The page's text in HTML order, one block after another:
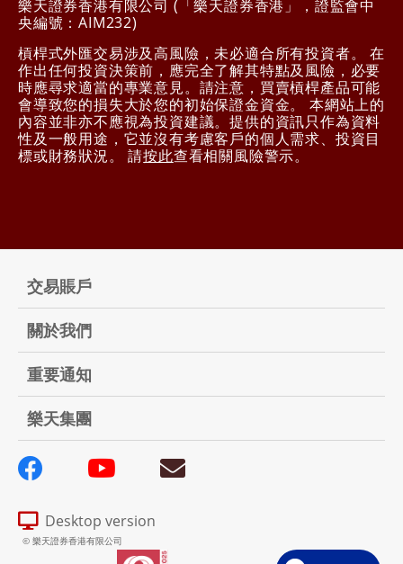
樂天證券香港有限公司 (「樂天證券香港」，證監會中
央編號：AIM232)
槓桿式外匯交易涉及高風險，未必適合所有投資者。 在
作出任何投資決策前，應完全了解其特點及風險，必要
時應尋求適當的專業意見。請注意，買賣槓桿產品可能
會導致您的損失大於您的初始保證金資金。 本網站上的
內容並非亦不應視為投資建議。提供的資訊只作為資料
性及一般用途，它並沒有考慮客戶的個人需求、投資目
標或財務狀況。 請按此查看相關風險警示。
交易賬戶
關於我們
重要通知
樂天集團
Desktop version
© 樂天證券香港有限公司